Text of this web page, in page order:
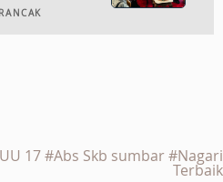
17 #Abs Skb sumbar #Nagari
Terbaik